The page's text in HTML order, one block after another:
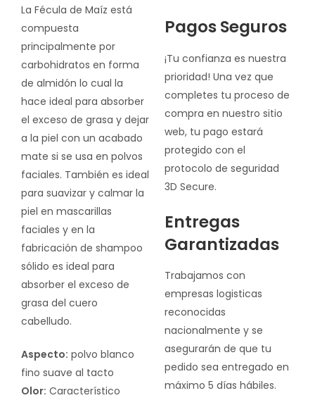
La Fécula de Maíz está
compuesta
principalmente por
carbohidratos en forma
de almidón lo cual la
hace ideal para absorber
el exceso de grasa y dejar
a la piel con un acabado
mate si se usa en polvos
faciales. También es ideal
para suavizar y calmar la
piel en mascarillas
faciales y en la
fabricación de shampoo
sólido es ideal para
absorber el exceso de
grasa del cuero
cabelludo.
Aspecto: polvo blanco
fino suave al tacto
Olor: Característico
Pagos Seguros
¡Tu confianza es nuestra
prioridad! Una vez que
completes tu proceso de
compra en nuestro sitio
web, tu pago estará
protegido con el
protocolo de seguridad
3D Secure.
Entregas
Garantizadas
Trabajamos con
empresas logisticas
reconocidas
nacionalmente y se
asegurarán de que tu
pedido sea entregado en
máximo 5 días hábiles.